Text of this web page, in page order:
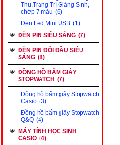
Thu,Trang Trí Giáng Sinh,
chớp 7 màu (6)
Đèn Led Mini USB (1)
ĐÈN PIN SIÊU SÁNG (7)
ĐÈN PIN ĐỘI ĐẦU SIÊU
SÁNG (8)
ĐỒNG HỒ BẤM GIÂY
STOPWATCH (7)
Đồng hồ bấm giây Stopwatch
Casio (3)
Đồng hồ bấm giây Stopwatch
Q&Q (4)
MÁY TÍNH HỌC SINH
CASIO (4)